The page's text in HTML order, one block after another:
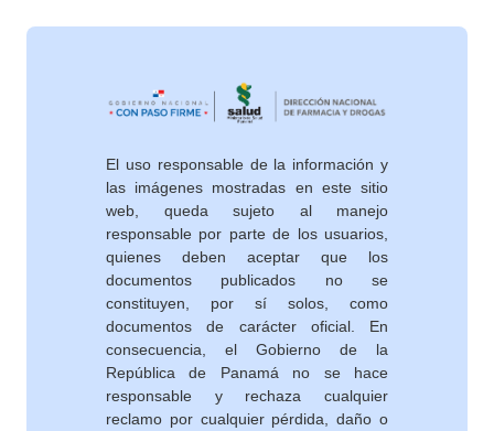
El uso responsable de la información y
las imágenes mostradas en este sitio
web, queda sujeto al manejo
responsable por parte de los usuarios,
quienes deben aceptar que los
documentos publicados no se
constituyen, por sí solos, como
documentos de carácter oficial. En
consecuencia, el Gobierno de la
República de Panamá no se hace
responsable y rechaza cualquier
reclamo por cualquier pérdida, daño o